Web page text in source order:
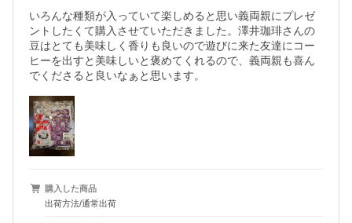
いろんな種類が入っていて楽しめると思い義両親にプレゼ
ントしたくて購入させていただきました。澤井珈琲さんの
豆はとても美味しく香りも良いので遊びに来た友達にコー
ヒーを出すと美味しいと褒めてくれるので、義両親も喜ん
でくださると良いなぁと思います。
購入した商品
出荷方法/通常出荷